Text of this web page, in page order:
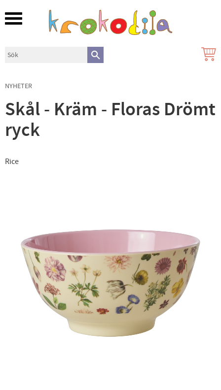
Meny
NYHETER
Skål - Kräm - Floras Drömt
ryck
Rice